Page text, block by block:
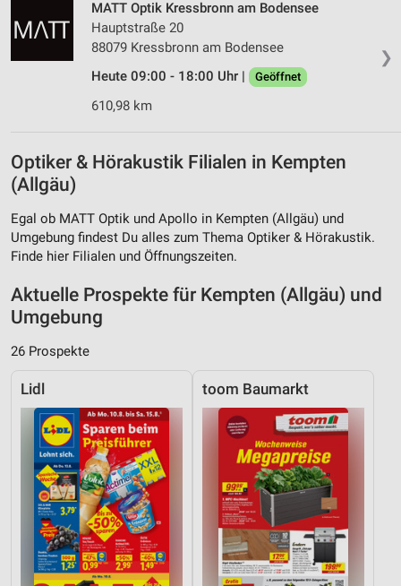
❯
MATT Optik Kressbronn am Bodensee
Hauptstraße 20
88079 Kressbronn am Bodensee
Heute 09:00 - 18:00 Uhr |
Geöffnet
610,98 km
Optiker & Hörakustik Filialen in Kempten
(Allgäu)
Egal ob MATT Optik und Apollo in Kempten (Allgäu) und
Umgebung findest Du alles zum Thema Optiker & Hörakustik.
Finde hier Filialen und Öffnungszeiten.
Aktuelle Prospekte für Kempten (Allgäu) und
Umgebung
26 Prospekte
Lidl toom Baumarkt